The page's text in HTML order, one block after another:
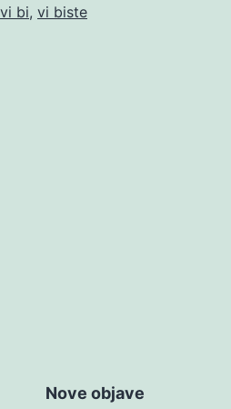
vi bi, vi biste
Nove objave